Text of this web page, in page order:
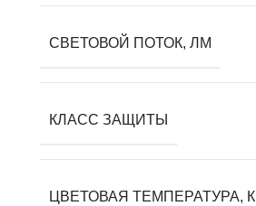
СВЕТОВОЙ ПОТОК, ЛМ
КЛАСС ЗАЩИТЫ
ЦВЕТОВАЯ ТЕМПЕРАТУРА, К